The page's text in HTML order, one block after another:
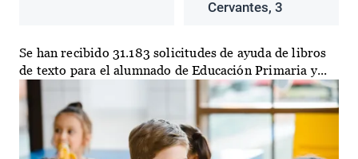
Cervantes, 3
Se han recibido 31.183 solicitudes de ayuda de libros
de texto para el alumnado de Educación Primaria y...